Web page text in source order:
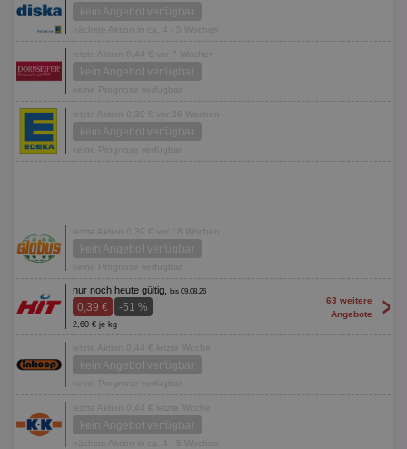
kein Angebot verfügbar
nächste Aktion in ca. 4 - 5 Wochen
letzte Aktion 0,44 € vor 7 Wochen
kein Angebot verfügbar
keine Prognose verfügbar
letzte Aktion 0,39 € vor 26 Wochen
kein Angebot verfügbar
keine Prognose verfügbar
letzte Aktion 0,39 € vor 18 Wochen
kein Angebot verfügbar
keine Prognose verfügbar
nur noch heute gültig, bis 09.08.26
0,39 € -51 %
2,60 € je kg
63 weitere
Angebote
>
letzte Aktion 0,44 € letzte Woche
kein Angebot verfügbar
keine Prognose verfügbar
letzte Aktion 0,44 € letzte Woche
kein Angebot verfügbar
nächste Aktion in ca. 4 - 5 Wochen